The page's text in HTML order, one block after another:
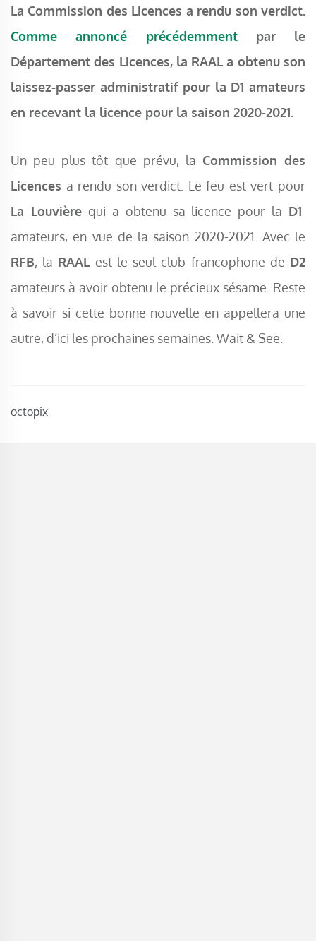
octopix
La Commission des Licences a rendu son verdict.
Comme annoncé précédemmentpar le
Département des Licences, la RAAL a obtenu son
laissez-passer administratif pour la D1 amateurs
en recevant la licence pour la saison 2020-2021.
Un peu plus tôt que prévu, la Commission des
Licences a rendu son verdict. Le feu est vert pour
La Louvièrequi a obtenu sa licence pour la D1
amateurs, en vue de la saison 2020-2021. Avec le
RFB, la RAAL est le seul club francophone de D2
amateurs à avoir obtenu le précieux sésame. Reste
à savoir si cette bonne nouvelle en appellera une
autre, d’ici les prochaines semaines. Wait & See.